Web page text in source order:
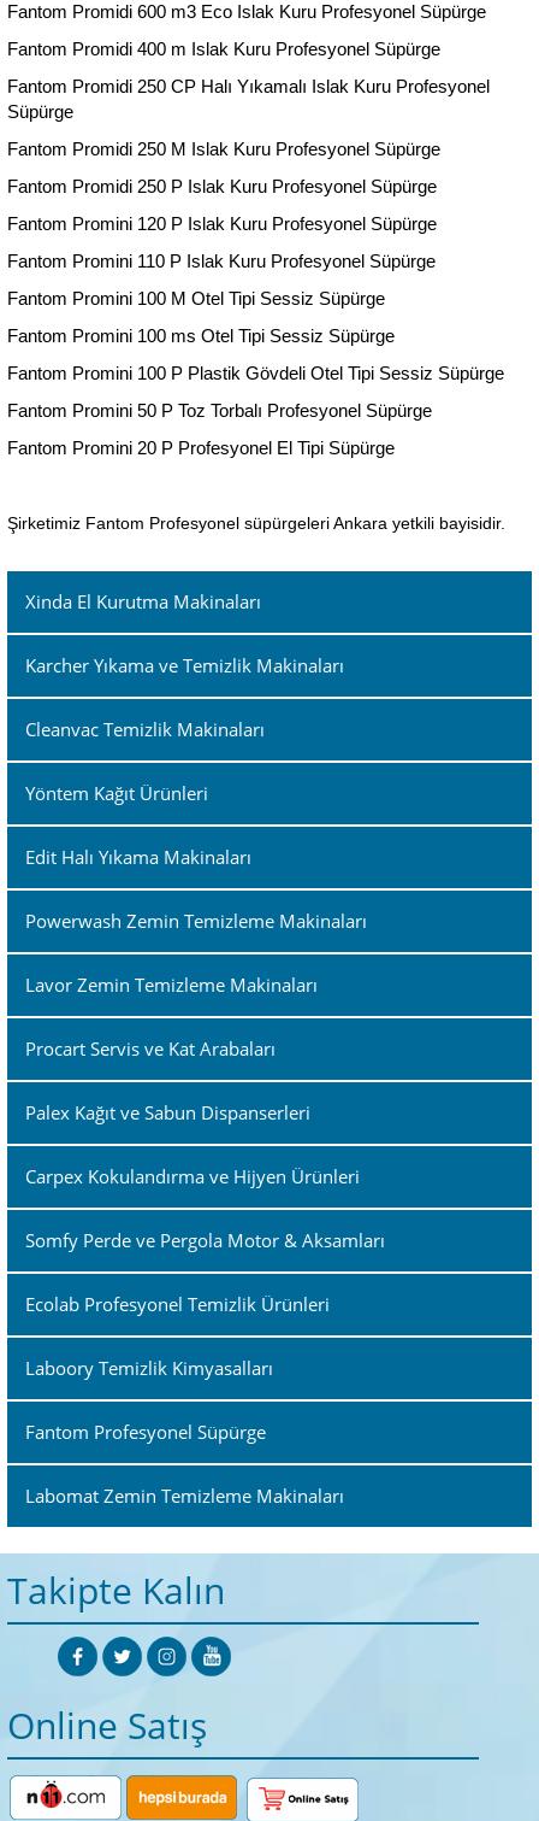
Fantom Promidi 600 m3 Eco Islak Kuru Profesyonel Süpürge
Fantom Promidi 400 m Islak Kuru Profesyonel Süpürge
Fantom Promidi 250 CP Halı Yıkamalı Islak Kuru Profesyonel
Süpürge
Fantom Promidi 250 M Islak Kuru Profesyonel Süpürge
Fantom Promidi 250 P Islak Kuru Profesyonel Süpürge
Fantom Promini 120 P Islak Kuru Profesyonel Süpürge
Fantom Promini 110 P Islak Kuru Profesyonel Süpürge
Fantom Promini 100 M Otel Tipi Sessiz Süpürge
Fantom Promini 100 ms Otel Tipi Sessiz Süpürge
Fantom Promini 100 P Plastik Gövdeli Otel Tipi Sessiz Süpürge
Fantom Promini 50 P Toz Torbalı Profesyonel Süpürge
Fantom Promini 20 P Profesyonel El Tipi Süpürge
Şirketimiz Fantom Profesyonel süpürgeleri Ankara yetkili bayisidir.
Xinda El Kurutma Makinaları
Karcher Yıkama ve Temizlik Makinaları
Cleanvac Temizlik Makinaları
Yöntem Kağıt Ürünleri
Edit Halı Yıkama Makinaları
Powerwash Zemin Temizleme Makinaları
Lavor Zemin Temizleme Makinaları
Procart Servis ve Kat Arabaları
Palex Kağıt ve Sabun Dispanserleri
Carpex Kokulandırma ve Hijyen Ürünleri
Somfy Perde ve Pergola Motor & Aksamları
Ecolab Profesyonel Temizlik Ürünleri
Laboory Temizlik Kimyasalları
Fantom Profesyonel Süpürge
Labomat Zemin Temizleme Makinaları
Takipte Kalın
Online Satış